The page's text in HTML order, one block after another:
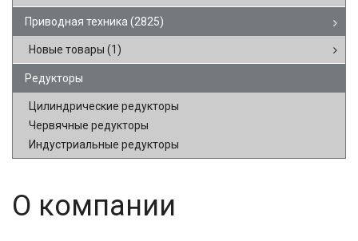
Приводная техника (2825)
Новые товары (1)
Редукторы
Цилиндрические редукторы
Червячные редукторы
Индустриальные редукторы
О компании